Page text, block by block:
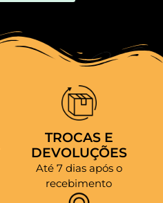
TROCAS E
DEVOLUÇÕES
Até 7 dias após o
recebimento